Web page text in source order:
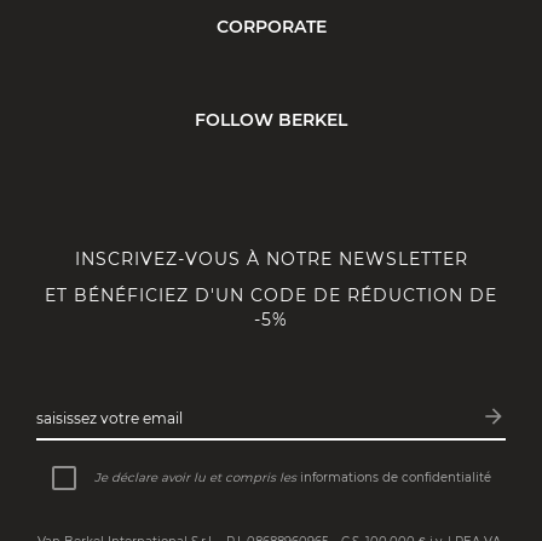
CORPORATE
FOLLOW BERKEL
INSCRIVEZ-VOUS À NOTRE NEWSLETTER
ET BÉNÉFICIEZ D'UN CODE DE RÉDUCTION DE
-5%
saisissez votre email arrow_forward
Je déclare avoir lu et compris les informations de confidentialité